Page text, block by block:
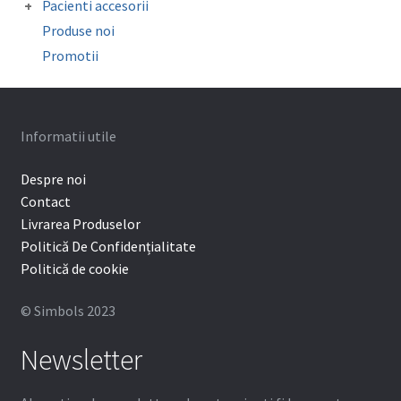
Mouthguard Soft EVA
Surub expansiune
Organizatoare
Pacienti accesorii
Ceara ortodontica
Cutie depozitare aparat mobil
Protectie bracketi
Produse noi
Promotii
Informatii utile
Despre noi
Contact
Livrarea Produselor
Politică De Confidențialitate
Politică de cookie
© Simbols 2023
Newsletter